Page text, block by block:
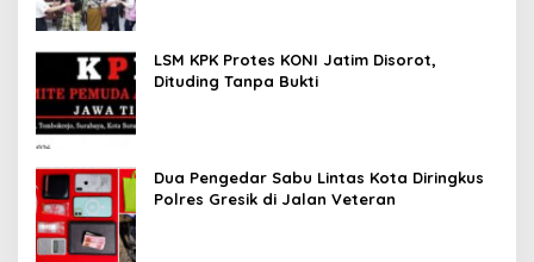
LSM KPK Protes KONI Jatim Disorot,
Dituding Tanpa Bukti
Dua Pengedar Sabu Lintas Kota Diringkus
Polres Gresik di Jalan Veteran